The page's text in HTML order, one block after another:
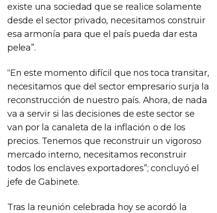
existe una sociedad que se realice solamente
desde el sector privado, necesitamos construir
esa armonía para que el país pueda dar esta
pelea”.
“En este momento difícil que nos toca transitar,
necesitamos que del sector empresario surja la
reconstrucción de nuestro país. Ahora, de nada
va a servir si las decisiones de este sector se
van por la canaleta de la inflación o de los
precios. Tenemos que reconstruir un vigoroso
mercado interno, necesitamos reconstruir
todos los enclaves exportadores”; concluyó el
jefe de Gabinete.
Tras la reunión celebrada hoy se acordó la